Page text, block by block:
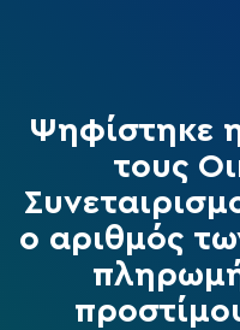
Ψηφίστηκε
τους
ο αριθμός
πληρωμή